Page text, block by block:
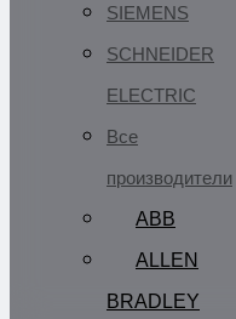
SIEMENS
SCHNEIDER
ELECTRIC
Все
производители
ABB
ALLEN
BRADLEY